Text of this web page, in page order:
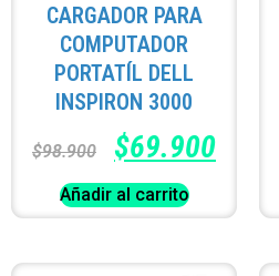
CARGADOR PARA
COMPUTADOR
PORTATÍL DELL
INSPIRON 3000
$98.900 $69.900
Añadir al carrito